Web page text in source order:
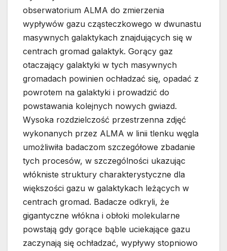
obserwatorium ALMA do zmierzenia
wypływów gazu cząsteczkowego w dwunastu
masywnych galaktykach znajdujących się w
centrach gromad galaktyk. Gorący gaz
otaczający galaktyki w tych masywnych
gromadach powinien ochładzać się, opadać z
powrotem na galaktyki i prowadzić do
powstawania kolejnych nowych gwiazd.
Wysoka rozdzielczość przestrzenna zdjęć
wykonanych przez ALMA w linii tlenku węgla
umożliwiła badaczom szczegółowe zbadanie
tych procesów, w szczególności ukazując
włókniste struktury charakterystyczne dla
większości gazu w galaktykach leżących w
centrach gromad. Badacze odkryli, że
gigantyczne włókna i obłoki molekularne
powstają gdy gorące bąble uciekające gazu
zaczynają się ochładzać, wypływy stopniowo